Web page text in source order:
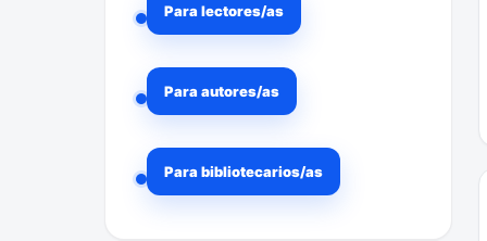
Para lectores/as
Para autores/as
Para bibliotecarios/as